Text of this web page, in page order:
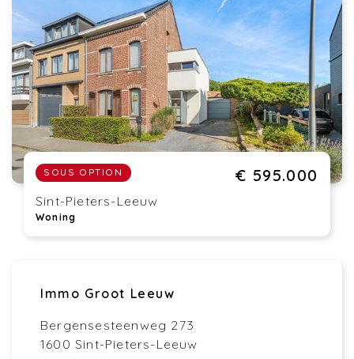
SOUS OPTION € 595.000
Sint-Pieters-Leeuw
Woning
Immo Groot Leeuw
Bergensesteenweg 273
1600 Sint-Pieters-Leeuw